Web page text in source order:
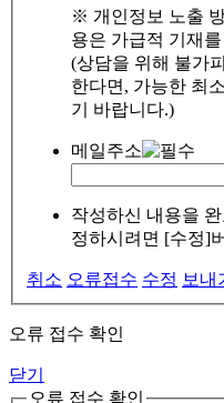
※ 개인정보 노출
용은 가급적 기재
(상담을 위해 불가
한다면, 가능한 최
기 바랍니다.)
메일주소
작성하신 내용을
정하시려면 [수정]
취소 오류접수 수정 보내
오류 접수 확인
닫기
오류 접수 확인